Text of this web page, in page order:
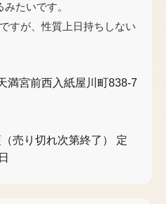
たいです。
すが、性質上日持ちしない
満宮前西入紙屋川町838-7
売り切れ次第終了） 定